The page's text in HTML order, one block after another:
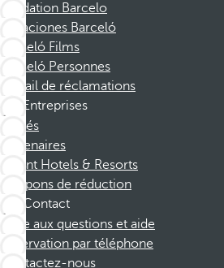
Fondation Barcelo
Vacaciones Barceló
Barceló Films
Barceló Personnes
Portail de réclamations
Entreprises
Affiliés
Partenaires
Dorint Hotels & Resorts
Coupons de réduction
Contact
Foire aux questions et aide
Réservation par téléphone
Contactez-nous